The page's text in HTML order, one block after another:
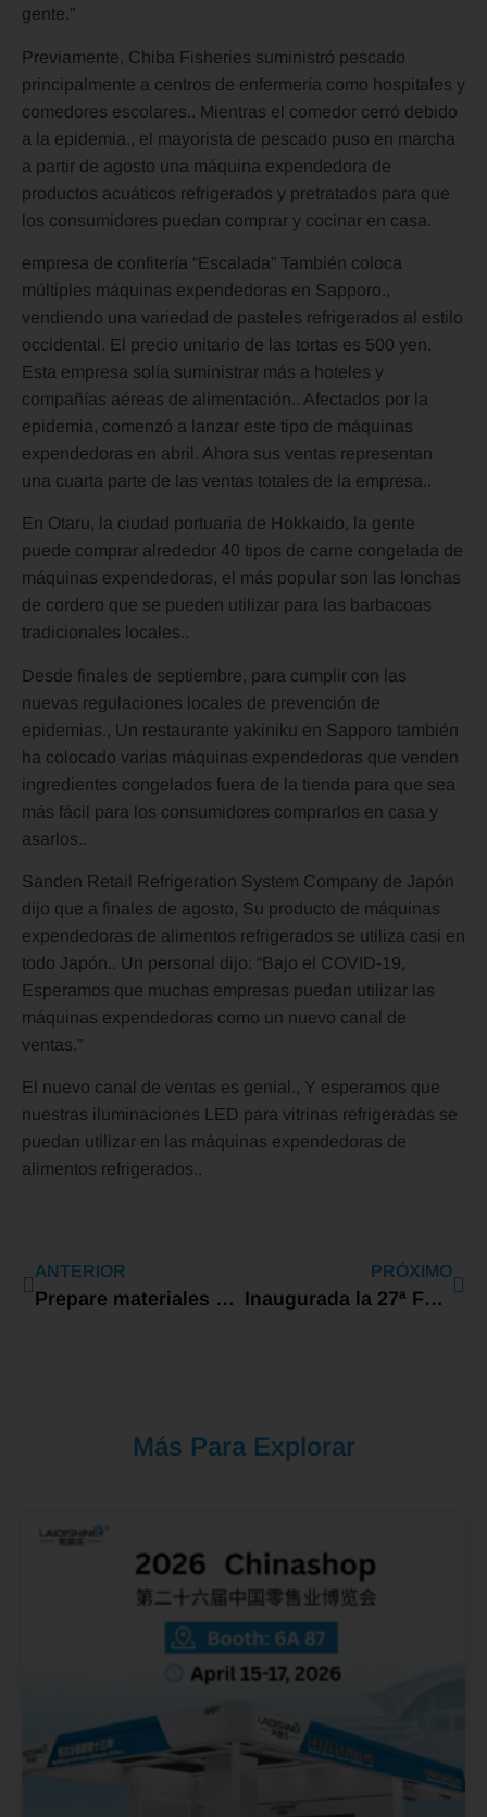
gente.”
Previamente, Chiba Fisheries suministró pescado
principalmente a centros de enfermería como hospitales y
comedores escolares.. Mientras el comedor cerró debido
a la epidemia., el mayorista de pescado puso en marcha
a partir de agosto una máquina expendedora de
productos acuáticos refrigerados y pretratados para que
los consumidores puedan comprar y cocinar en casa.
empresa de confitería “Escalada” También coloca
múltiples máquinas expendedoras en Sapporo.,
vendiendo una variedad de pasteles refrigerados al estilo
occidental. El precio unitario de las tortas es 500 yen.
Esta empresa solía suministrar más a hoteles y
compañías aéreas de alimentación.. Afectados por la
epidemia, comenzó a lanzar este tipo de máquinas
expendedoras en abril. Ahora sus ventas representan
una cuarta parte de las ventas totales de la empresa..
En Otaru, la ciudad portuaria de Hokkaido, la gente
puede comprar alrededor 40 tipos de carne congelada de
máquinas expendedoras, el más popular son las lonchas
de cordero que se pueden utilizar para las barbacoas
tradicionales locales..
Desde finales de septiembre, para cumplir con las
nuevas regulaciones locales de prevención de
epidemias., Un restaurante yakiniku en Sapporo también
ha colocado varias máquinas expendedoras que venden
ingredientes congelados fuera de la tienda para que sea
más fácil para los consumidores comprarlos en casa y
asarlos..
Sanden Retail Refrigeration System Company de Japón
dijo que a finales de agosto, Su producto de máquinas
expendedoras de alimentos refrigerados se utiliza casi en
todo Japón.. Un personal dijo: “Bajo el COVID-19,
Esperamos que muchas empresas puedan utilizar las
máquinas expendedoras como un nuevo canal de
ventas.”
El nuevo canal de ventas es genial., Y esperamos que
nuestras iluminaciones LED para vitrinas refrigeradas se
puedan utilizar en las máquinas expendedoras de
alimentos refrigerados..
ANTERIOR
Prepare materiales y pedidos con anticipación
PRÓXIMO
Inaugurada la 27ª Feria Internacional de Iluminación de China
Más Para Explorar